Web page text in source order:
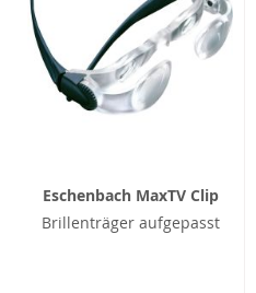
Eschenbach MaxTV Clip
Brillenträger aufgepasst